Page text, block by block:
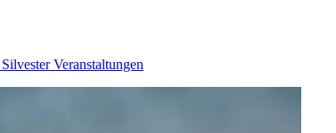
Veranstaltungen